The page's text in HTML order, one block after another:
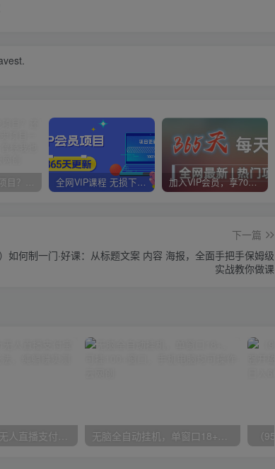
你还在到处找项目？还在当韭菜？我靠卖项目一个月收入5万+，曾经我也是个失败者。 全网VIP课程 无损下载~ 加入VIP会员，享70%的推广提成，免费学习多种网上创业课程，菜鸟秒变大神！
下一篇
）如何制一门·好课：从标题文案 内容 海报，全面手把手保姆级
实战教你做课
（9934期）24h无人直播支付宝项目，最新带货玩法，纯躺赚实测日入500+ 无脑全自动挂机，单窗口18+，可挂100+窗口，手机电脑均可操作